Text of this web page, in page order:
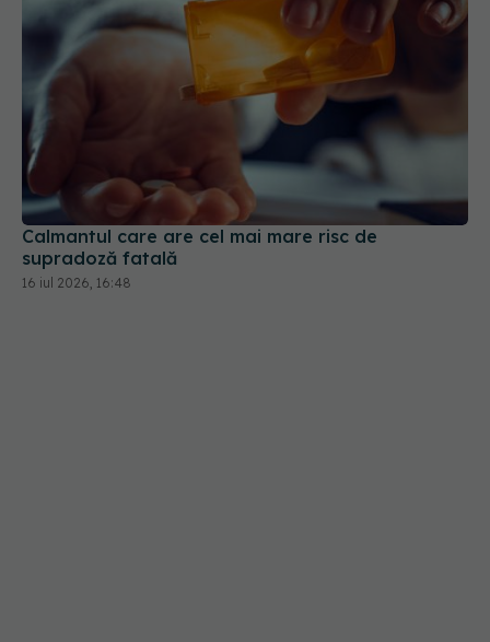
Calmantul care are cel mai mare risc de
supradoză fatală
16 iul 2026, 16:48